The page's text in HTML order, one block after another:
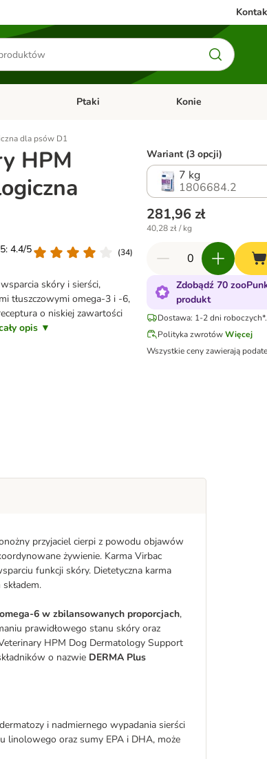
Małe zwierzętaOtwórz menu kategorii: Akwarystyka
Ptaki Otwórz menu
Konie
dla psów D1
HPM
4.4/5
(34)
skóry i sierści,
tłuszczowymi omega-3 i -6,
o niskiej zawartości
opis ▼
Wariant (3 opcji)
7 kg
1806684.2
281,96 zł
40,28 zł / kg
Zdobądź 70
produkt
Dostawa: 1-2 dni roboczych*.
Polityka zwrotówWięcej
Wszystkie ceny zawierają
przyjaciel cierpi z powodu objawów
żywienie. Karma Virbac
funkcji skóry. Dietetyczna karma
6 w zbilansowanych proporcjach,
prawidłowego stanu skóry oraz
HPM Dog Dermatology Support
o nazwie DERMA Plus
i nadmiernego wypadania sierści
linolowego oraz sumy EPA i DHA, może